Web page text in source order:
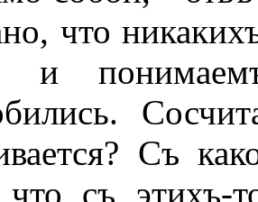
что
и
Съ
что съ